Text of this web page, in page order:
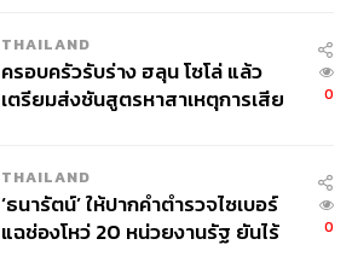
THAILAND
ครอบครัวรับร่าง ฮลุน โซโล่ แล้ว
เตรียมส่งชันสูตรหาสาเหตุการเสีย
0
THAILAND
‘ธนารัตน์’ ให้ปากคำตำรวจไซเบอร์
แฉช่องโหว่ 20 หน่วยงานรัฐ ยันไร้
0